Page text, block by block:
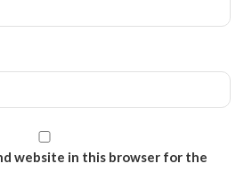
website in this browser for the